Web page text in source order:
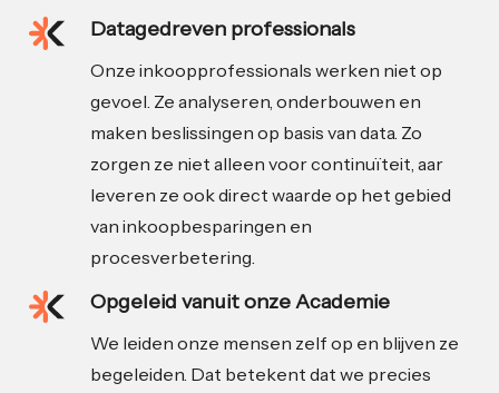
Datagedreven professionals
Onze inkoopprofessionals werken niet op
gevoel. Ze analyseren, onderbouwen en
maken beslissingen op basis van data. Zo
zorgen ze niet alleen voor continuïteit, aar
leveren ze ook direct waarde op het gebied
van inkoopbesparingen en
procesverbetering.
Opgeleid vanuit onze Academie
We leiden onze mensen zelf op en blijven ze
begeleiden. Dat betekent dat we precies